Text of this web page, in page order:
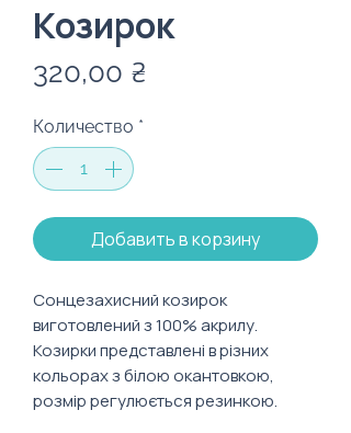
Козирок
320,00 ₴
Количество *
Добавить в корзину
Сонцезахисний козирок
виготовлений з 100% акрилу.
Козирки представлені в різних
кольорах з білою окантовкою,
розмір регулюється резинкою.